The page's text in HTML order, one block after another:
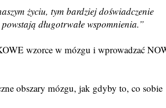
życiu, tym bardziej doświadczenie
długotrwałe wspomnienia.”
wzorce w mózgu i wprowadzać
obszary mózgu, jak gdyby to, co sobie